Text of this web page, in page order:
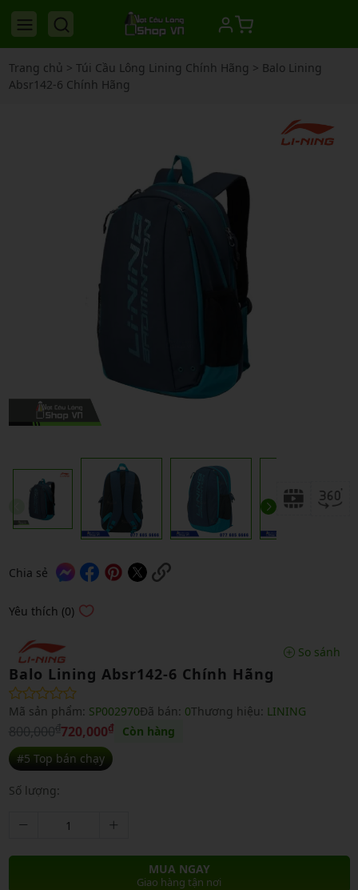
Trang chủ > Túi Cầu Lông Lining Chính Hãng > Balo Lining
Absr142-6 Chính Hãng
Chia sẻ
Yêu thích (0)
So sánh
Balo Lining Absr142-6 Chính Hãng
Mã sản phẩm: SP002970Đã bán: 0Thương hiệu: LINING
720,000₫
800,000₫
Còn hàng
#5 Top bán chạy
Số lượng:
MUA NGAY
Giao hàng tận nơi